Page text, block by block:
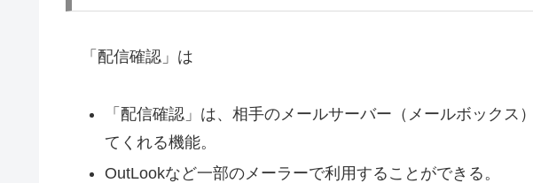
「配信確認」は
「配信確認」は、相手のメールサーバー（メールボックス
てくれる機能。
OutLookなど一部のメーラーで利用することができる。